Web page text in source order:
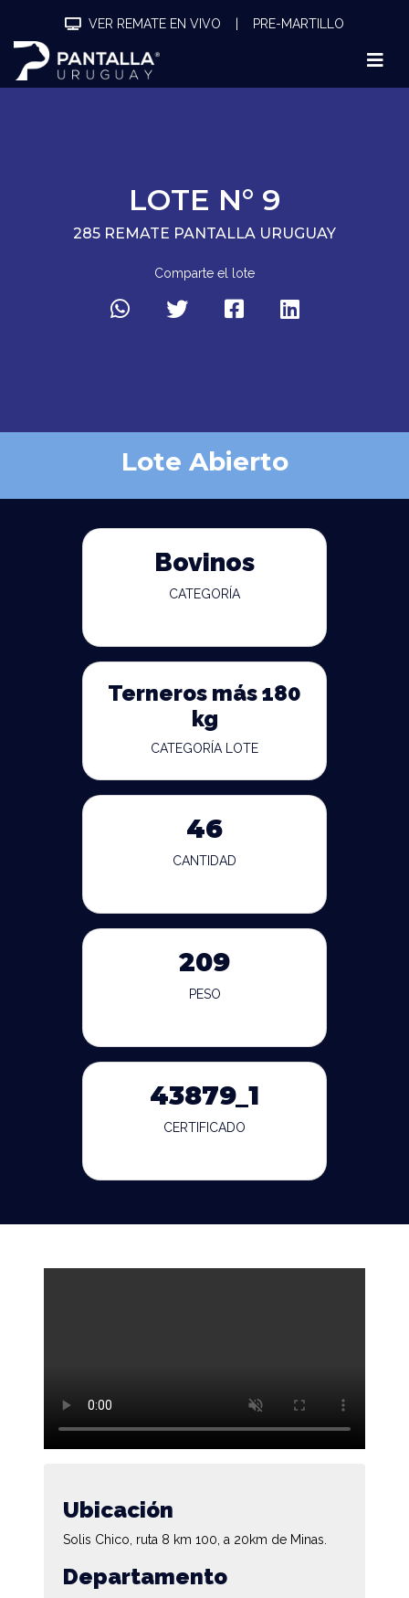
VER REMATE EN VIVO PRE-MARTILLO
LOTE N° 9
285 REMATE PANTALLA URUGUAY
Comparte el lote
Lote Abierto
Bovinos
CATEGORÍA
Terneros más 180
kg
CATEGORÍA LOTE
46
CANTIDAD
209
PESO
43879_1
CERTIFICADO
Ubicación
Solis Chico, ruta 8 km 100, a 20km de Minas.
Departamento